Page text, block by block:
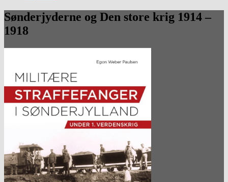
Sønderjyderne og Den store krig 1914 –
1918